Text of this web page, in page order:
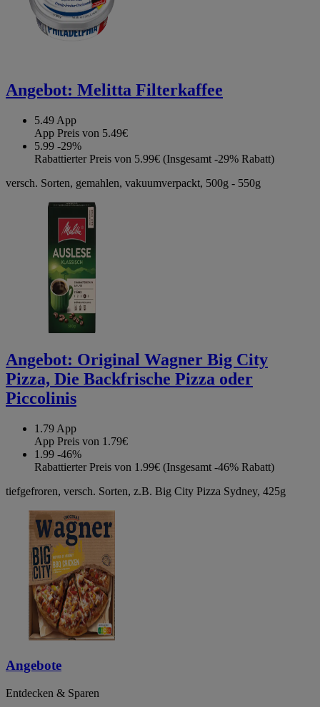
Angebot: Melitta Filterkaffee
5.49 App
App Preis von 5.49€
5.99 -29%
Rabattierter Preis von 5.99€ (Insgesamt -29% Rabatt)
versch. Sorten, gemahlen, vakuumverpackt, 500g - 550g
Angebot: Original Wagner Big City
Pizza, Die Backfrische Pizza oder
Piccolinis
1.79 App
App Preis von 1.79€
1.99 -46%
Rabattierter Preis von 1.99€ (Insgesamt -46% Rabatt)
tiefgefroren, versch. Sorten, z.B. Big City Pizza Sydney, 425g
Angebote
Entdecken & Sparen